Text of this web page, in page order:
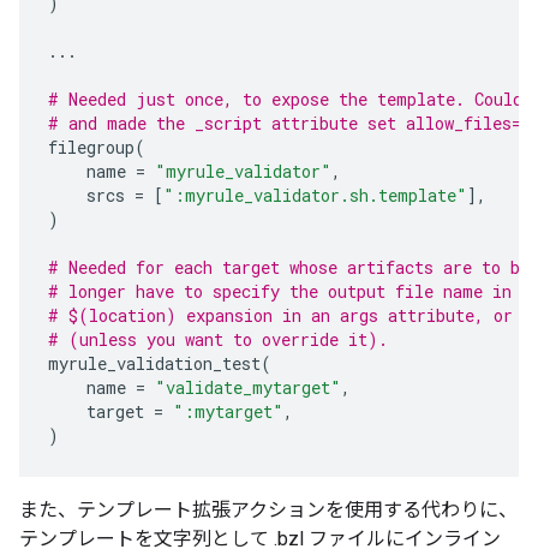
...
# Needed just once, to expose the template.
# and made the _script attribute set
filegroup(
name = "myrule_validator" ,
srcs = [ ":myrule_validator.sh.template" ],
)
# Needed for each target whose artifacts are to be
# longer have to specify the output file name in
# $(location) expansion in an args attribute, or
# (unless you want to override it).
myrule_validation_test(
name = "validate_mytarget" ,
target = ":mytarget" ,
)
また、テンプレート拡張アクションを使用する代わりに、
テンプレートを文字列として .bzl ファイルにインライン